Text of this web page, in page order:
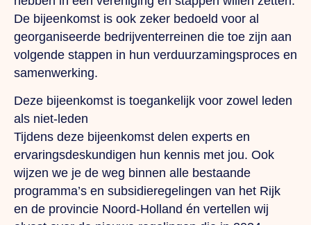
De bijeenkomst is ook zeker bedoeld voor al
georganiseerde bedrijventerreinen die toe zijn aan
volgende stappen in hun verduurzamingsproces en
samenwerking.
Deze bijeenkomst is toegankelijk voor zowel leden
als niet-leden
Tijdens deze bijeenkomst delen experts en
ervaringsdeskundigen hun kennis met jou. Ook
wijzen we je de weg binnen alle bestaande
programma’s en subsidieregelingen van het Rijk
en de provincie Noord-Holland én vertellen wij